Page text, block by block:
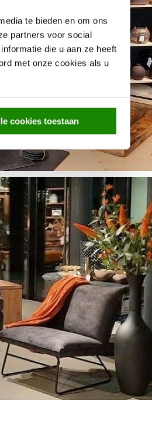
te bieden en om ons
partners voor social
die u aan ze heeft
met onze cookies als u
cookies toestaan